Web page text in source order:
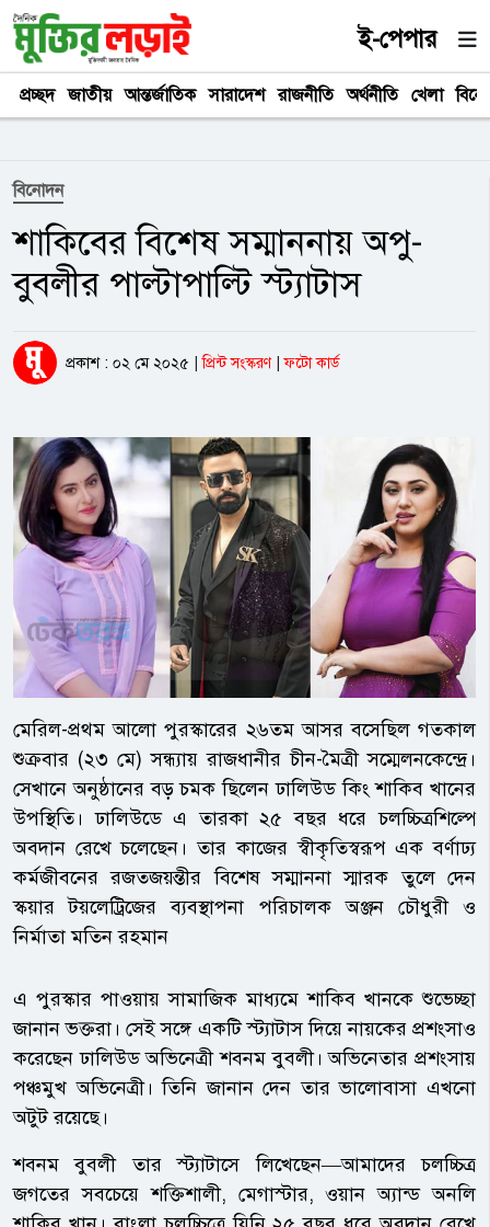
ই-পেপার
প্রচ্ছদ জাতীয় আন্তর্জাতিক সারাদেশ রাজনীতি অর্থনীতি খেলা
বিনোদন
শাকিবের বিশেষ সম্মাননায় অপু-
বুবলীর পাল্টাপাল্টি স্ট্যাটাস
প্রকাশ : ০২ মে ২০২৫ প্রিন্ট সংস্করণ ফটো কার্ড
মেরিল-প্রথম আলো পুরস্কারের ২৬তম আসর বসেছিল গতকাল
শুক্রবার (২৩ মে) সন্ধ্যায় রাজধানীর চীন-মৈত্রী সম্মেলনকেন্দ্রে।
সেখানে অনুষ্ঠানের বড় চমক ছিলেন ঢালিউড কিং শাকিব খানের
উপস্থিতি। ঢালিউডে এ তারকা ২৫ বছর ধরে চলচ্চিত্রশিল্পে
অবদান রেখে চলেছেন। তার কাজের স্বীকৃতিস্বরূপ এক বর্ণাঢ্য
কর্মজীবনের রজতজয়ন্তীর বিশেষ সম্মাননা স্মারক তুলে দেন
স্কয়ার টয়লেট্রিজের ব্যবস্থাপনা পরিচালক অঞ্জন চৌধুরী ও
নির্মাতা মতিন রহমান
এ পুরস্কার পাওয়ায় সামাজিক মাধ্যমে শাকিব খানকে শুভেচ্ছা
জানান ভক্তরা। সেই সঙ্গে একটি স্ট্যাটাস দিয়ে নায়কের প্রশংসাও
করেছেন ঢালিউড অভিনেত্রী শবনম বুবলী। অভিনেতার প্রশংসায়
পঞ্চমুখ অভিনেত্রী। তিনি জানান দেন তার ভালোবাসা এখনো
অটুট রয়েছে।
শবনম বুবলী তার স্ট্যাটাসে লিখেছেন—আমাদের চলচ্চিত্র
জগতের সবচেয়ে শক্তিশালী, মেগাস্টার, ওয়ান অ্যান্ড অনলি